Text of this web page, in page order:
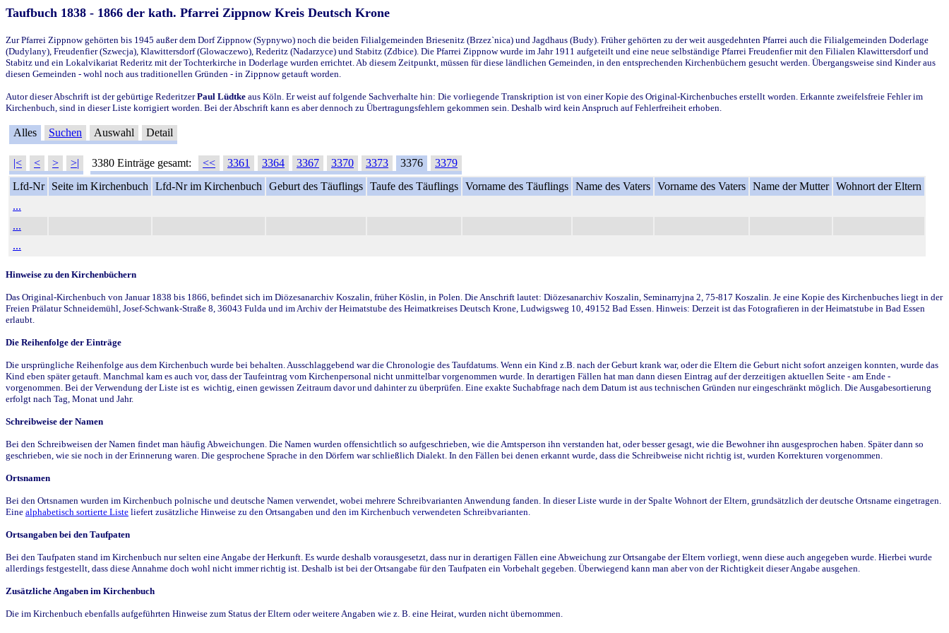
Taufbuch 1838 - 1866 der kath. Pfarrei Zippnow Kreis Deutsch Krone
Zur Pfarrei Zippnow gehörten bis 1945 außer dem Dorf Zippnow (Sypnywo) noch die beiden Filialgemeinden Briesenitz (Brzez`nica) und Jagdhaus (Budy). Früher gehörten zu der weit ausgedehnten Pfarrei auch die Filialgemeinden Doderlage
(Dudylany), Freudenfier (Szwecja), Klawittersdorf (Glowaczewo), Rederitz (Nadarzyce) und Stabitz (Zdbice). Die Pfarrei Zippnow wurde im Jahr 1911 aufgeteilt und eine neue selbständige Pfarrei Freudenfier mit den Filialen Klawittersdorf und
Stabitz und ein Lokalvikariat Rederitz mit der Tochterkirche in Doderlage wurden errichtet. Ab diesem Zeitpunkt, müssen für diese ländlichen Gemeinden, in den entsprechenden Kirchenbüchern gesucht werden. Übergangsweise sind Kinder aus
diesen Gemeinden - wohl noch aus traditionellen Gründen - in Zippnow getauft worden.
Autor dieser Abschrift ist der gebürtige RederitzerPaul Lüdtke aus Köln. Er weist auf folgende Sachverhalte hin: Die vorliegende Transkription ist von einer Kopie des Original-Kirchenbuches erstellt worden. Erkannte zweifelsfreie Fehler im
Kirchenbuch, sind in dieser Liste korrigiert worden. Bei der Abschrift kann es aber dennoch zu Übertragungsfehlern gekommen sein. Deshalb wird kein Anspruch auf Fehlerfreiheit erhoben.
Alles Suchen Auswahl Detail
|< < > >| 3380 Einträge gesamt: << 3361 3364 3367 3370 3373 3376
3379
Lfd-Nr
Seite im Kirchenbuch Lfd-Nr im Kirchenbuch Geburt des Täuflings Taufe des Täuflings Vorname des Täuflings Name des Vaters Vorname des Vaters Name der Mutter Wohnort der Eltern
...
...
...
Hinweise zu den Kirchenbüchern
Das Original-Kirchenbuch von Januar 1838 bis 1866, befindet sich im Diözesanarchiv Koszalin, früher Köslin, in Polen. Die Anschrift lautet: Diözesanarchiv Koszalin, Seminarryjna 2, 75-817 Koszalin. Je eine Kopie des Kirchenbuches liegt in der
Freien Prälatur Schneidemühl, Josef-Schwank-Straße 8, 36043 Fulda und im Archiv der Heimatstube des Heimatkreises Deutsch Krone, Ludwigsweg 10, 49152 Bad Essen. Hinweis: Derzeit ist das Fotografieren in der Heimatstube in Bad Essen
erlaubt.
Die Reihenfolge der Einträge
Die ursprüngliche Reihenfolge aus dem Kirchenbuch wurde bei behalten. Ausschlaggebend war die Chronologie des Taufdatums. Wenn ein Kind z.B. nach der Geburt krank war, oder die Eltern die Geburt nicht sofort anzeigen konnten, wurde das
Kind eben später getauft. Manchmal kam es auch vor, dass der Taufeintrag vom Kirchenpersonal nicht unmittelbar vorgenommen wurde. In derartigen Fällen hat man dann diesen Eintrag auf der derzeitigen aktuellen Seite - am Ende -
vorgenommen. Bei der Verwendung der Liste ist es wichtig, einen gewissen Zeitraum davor und dahinter zu überprüfen. Eine exakte Suchabfrage nach dem Datum ist aus technischen Gründen nur eingeschränkt möglich. Die Ausgabesortierung
erfolgt nach Tag, Monat und Jahr.
Schreibweise der Namen
Bei den Schreibweisen der Namen findet man häufig Abweichungen. Die Namen wurden offensichtlich so aufgeschrieben, wie die Amtsperson ihn verstanden hat, oder besser gesagt, wie die Bewohner ihn ausgesprochen haben. Später dann so
geschrieben, wie sie noch in der Erinnerung waren. Die gesprochene Sprache in den Dörfern war schließlich Dialekt. In den Fällen bei denen erkannt wurde, dass die Schreibweise nicht richtig ist, wurden Korrekturen vorgenommen.
Ortsnamen
Bei den Ortsnamen wurden im Kirchenbuch polnische und deutsche Namen verwendet, wobei mehrere Schreibvarianten Anwendung fanden. In dieser Liste wurde in der Spalte Wohnort der Eltern, grundsätzlich der deutsche Ortsname eingetragen.
Eine alphabetisch sortierte Liste liefert zusätzliche Hinweise zu den Ortsangaben und den im Kirchenbuch verwendeten Schreibvarianten.
Ortsangaben bei den Taufpaten
Bei den Taufpaten stand im Kirchenbuch nur selten eine Angabe der Herkunft. Es wurde deshalb vorausgesetzt, dass nur in derartigen Fällen eine Abweichung zur Ortsangabe der Eltern vorliegt, wenn diese auch angegeben wurde. Hierbei wurde
allerdings festgestellt, dass diese Annahme doch wohl nicht immer richtig ist. Deshalb ist bei der Ortsangabe für den Taufpaten ein Vorbehalt gegeben. Überwiegend kann man aber von der Richtigkeit dieser Angabe ausgehen.
Zusätzliche Angaben im Kirchenbuch
Die im Kirchenbuch ebenfalls aufgeführten Hinweise zum Status der Eltern oder weitere Angaben wie z. B. eine Heirat, wurden nicht übernommen.